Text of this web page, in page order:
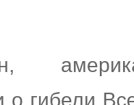
о гибели